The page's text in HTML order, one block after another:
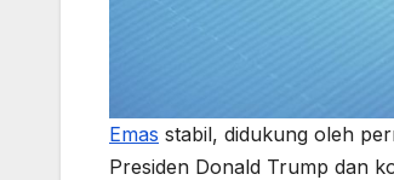
Emas stabil, didukung oleh
Presiden Donald Trump dan